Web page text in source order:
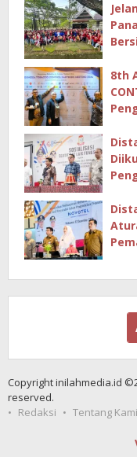
8th
Copyright inilahmedia.id
reserved.
Redaksi
Tentang Kami